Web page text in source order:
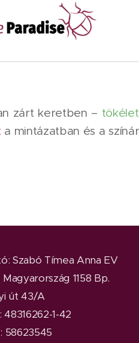
zárt keretben –
a mintázatban és a
Szabó Tímea Anna EV
1158 Bp.
út 43/A
1-42
58623545